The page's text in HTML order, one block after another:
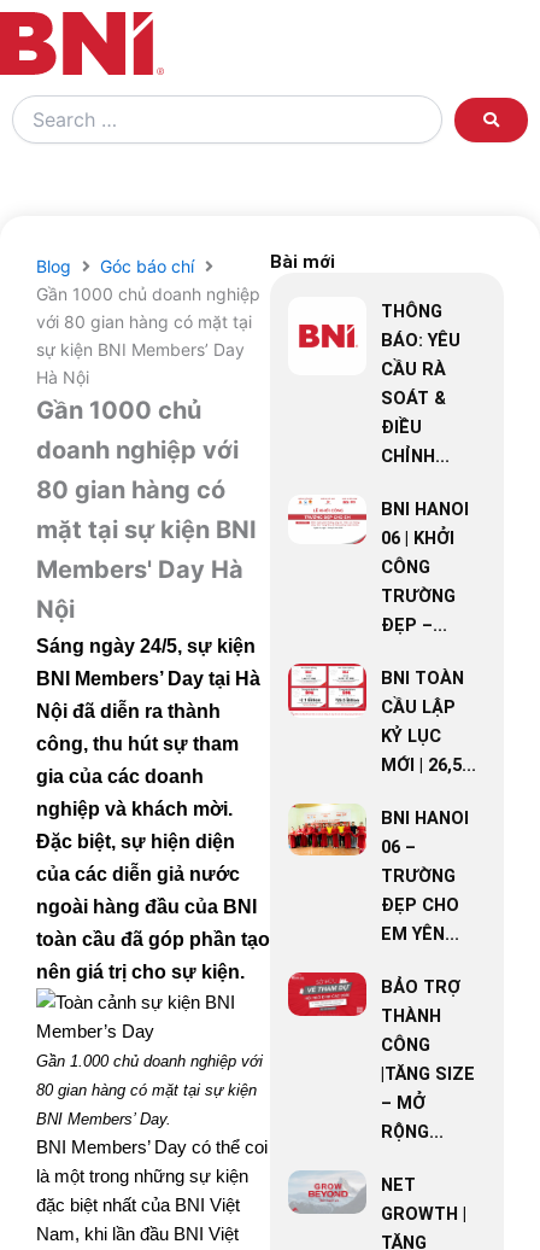
Search
…
Blog
Góc báo chí
Gần 1000 chủ doanh nghiệp
với 80 gian hàng có mặt tại
sự kiện BNI Members’ Day
Hà Nội
Gần 1000 chủ
doanh nghiệp với
80 gian hàng có
mặt tại sự kiện BNI
Members' Day Hà
Nội
Sáng ngày 24/5, sự kiện
BNI Members’ Day tại Hà
Nội đã diễn ra thành
công, thu hút sự tham
gia của các doanh
nghiệp và khách mời.
Đặc biệt, sự hiện diện
của các diễn giả nước
ngoài hàng đầu của BNI
toàn cầu đã góp phần tạo
nên giá trị cho sự kiện.
Gần 1.000 chủ doanh nghiệp với
80 gian hàng có mặt tại sự kiện
BNI Members’ Day.
BNI Members’ Day có thể coi
là một trong những sự kiện
đặc biệt nhất của BNI Việt
Nam, khi lần đầu BNI Việt
Bài mới
THÔNG
BÁO: YÊU
CẦU RÀ
SOÁT &
ĐIỀU
CHỈNH...
BNI HANOI
06 | KHỞI
CÔNG
TRƯỜNG
ĐẸP –...
BNI TOÀN
CẦU LẬP
KỶ LỤC
MỚI | 26,5...
BNI HANOI
06 –
TRƯỜNG
ĐẸP CHO
EM YÊN...
BẢO TRỢ
THÀNH
CÔNG
|TĂNG SIZE
– MỞ
RỘNG...
NET
GROWTH |
TĂNG